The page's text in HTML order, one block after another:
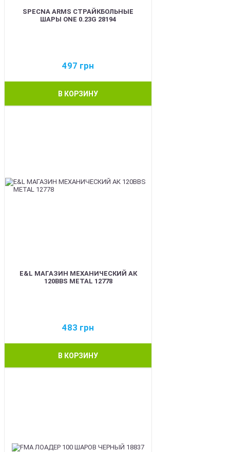
SPECNA ARMS СТРАЙКБОЛЬНЫЕ
ШАРЫ ONE 0.23G 28194
497 грн
В КОРЗИНУ
E&L МАГАЗИН МЕХАНИЧЕСКИЙ АК
120BBS METAL 12778
483 грн
В КОРЗИНУ